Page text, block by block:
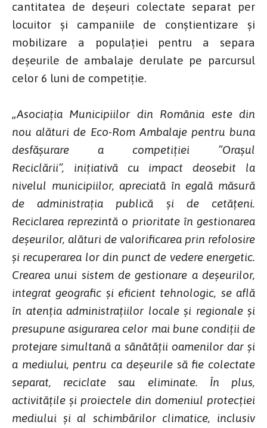
cantitatea de deșeuri colectate separat per
locuitor și campaniile de conștientizare și
mobilizare a populației pentru a separa
deșeurile de ambalaje derulate pe parcursul
celor 6 luni de competiție.
„Asociaţia Municipiilor din România este din
nou alături de Eco-Rom Ambalaje pentru buna
desfăşurare a competiţiei ”Oraşul
Reciclării”, iniţiativă cu impact deosebit la
nivelul municipiilor, apreciată în egală măsură
de administraţia publică şi de cetăţeni.
Reciclarea reprezintă o prioritate în gestionarea
deşeurilor, alături de valorificarea prin refolosire
şi recuperarea lor din punct de vedere energetic.
Crearea unui sistem de gestionare a deşeurilor,
integrat geografic şi eficient tehnologic, se află
în atenţia administraţiilor locale şi regionale şi
presupune asigurarea celor mai bune condiţii de
protejare simultană a sănătăţii oamenilor dar şi
a mediului, pentru ca deşeurile să fie colectate
separat, reciclate sau eliminate. În plus,
activităţile şi proiectele din domeniul protecţiei
mediului şi al schimbărilor climatice, inclusiv